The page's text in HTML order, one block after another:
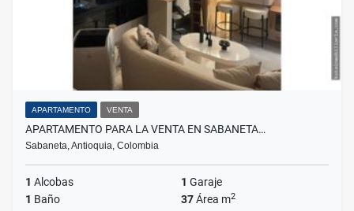
APARTAMENTO VENTA
APARTAMENTO PARA LA VENTA EN SABANETA…
Sabaneta, Antioquia, Colombia
1 Alcobas 1 Garaje
1 Baño 37Área m2